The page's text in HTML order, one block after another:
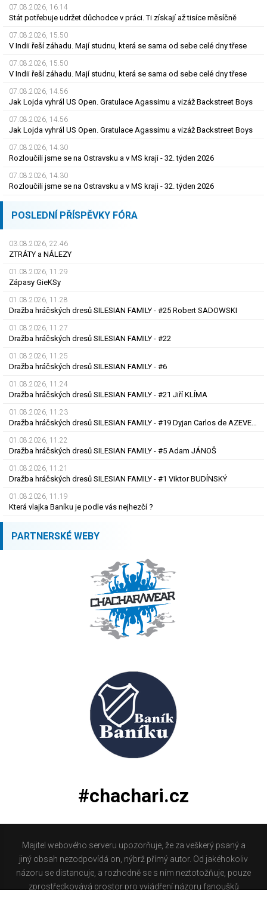
07.08.2026, 16.14
Stát potřebuje udržet důchodce v práci. Ti získají až tisíce měsíčně
07.08.2026, 15.50
V Indii řeší záhadu. Mají studnu, která se sama od sebe celé dny třese
07.08.2026, 15.50
V Indii řeší záhadu. Mají studnu, která se sama od sebe celé dny třese
07.08.2026, 14.56
Jak Lojda vyhrál US Open. Gratulace Agassimu a vizáž Backstreet Boys
07.08.2026, 14.56
Jak Lojda vyhrál US Open. Gratulace Agassimu a vizáž Backstreet Boys
07.08.2026, 14.30
Rozloučili jsme se na Ostravsku a v MS kraji - 32. týden 2026
07.08.2026, 14.30
Rozloučili jsme se na Ostravsku a v MS kraji - 32. týden 2026
POSLEDNÍ PŘÍSPĚVKY FÓRA
03.08.2026, 22.46
ZTRÁTY a NÁLEZY
01.08.2026, 11.29
Zápasy GieKSy
01.08.2026, 11.28
Dražba hráčských dresů SILESIAN FAMILY - #25 Robert SADOWSKI
01.08.2026, 11.27
Dražba hráčských dresů SILESIAN FAMILY - #22
01.08.2026, 11.25
Dražba hráčských dresů SILESIAN FAMILY - #6
01.08.2026, 11.24
Dražba hráčských dresů SILESIAN FAMILY - #21 Jiří KLÍMA
01.08.2026, 11.23
Dražba hráčských dresů SILESIAN FAMILY - #19 Dyjan Carlos de AZEVEDO
01.08.2026, 11.22
Dražba hráčských dresů SILESIAN FAMILY - #5 Adam JÁNOŠ
01.08.2026, 11.21
Dražba hráčských dresů SILESIAN FAMILY - #1 Viktor BUDÍNSKÝ
01.08.2026, 11.19
Která vlajka Baníku je podle vás nejhezčí ?
PARTNERSKÉ WEBY
#chachari.cz
Majitel webového serveru upozorňuje, že za veškerý psaný a
jiný obsah nezodpovídá on, nýbrž přímý autor. Od jakéhokoliv
názoru se distancuje, a rozhodně se s ním neztotožňuje, pouze
zprostředkovává prostor pro vyjádření názoru fanoušků